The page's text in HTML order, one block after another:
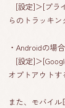
[設定]＞[プラ
らのトラッキ
・Androidの場合
[設定]＞
オプトアウトす
また、モバイ